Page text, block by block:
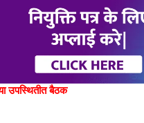
उपस्थितीत बैठक